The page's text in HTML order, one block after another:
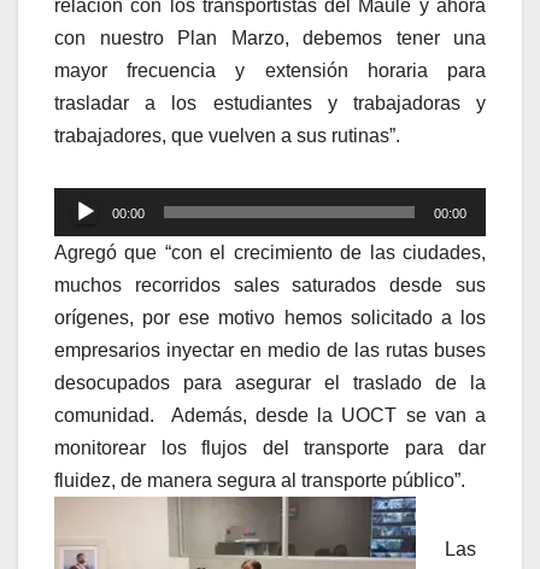
relación con los transportistas del Maule y ahora
con nuestro Plan Marzo, debemos tener una
mayor frecuencia y extensión horaria para
trasladar a los estudiantes y trabajadoras y
trabajadores, que vuelven a sus rutinas”.
Reproductor
de
audio
00:00 00:00
Agregó que “con el crecimiento de las ciudades,
muchos recorridos sales saturados desde sus
orígenes, por ese motivo hemos solicitado a los
empresarios inyectar en medio de las rutas buses
desocupados para asegurar el traslado de la
comunidad. Además, desde la UOCT se van a
monitorear los flujos del transporte para dar
fluidez, de manera segura al transporte público”.
Las